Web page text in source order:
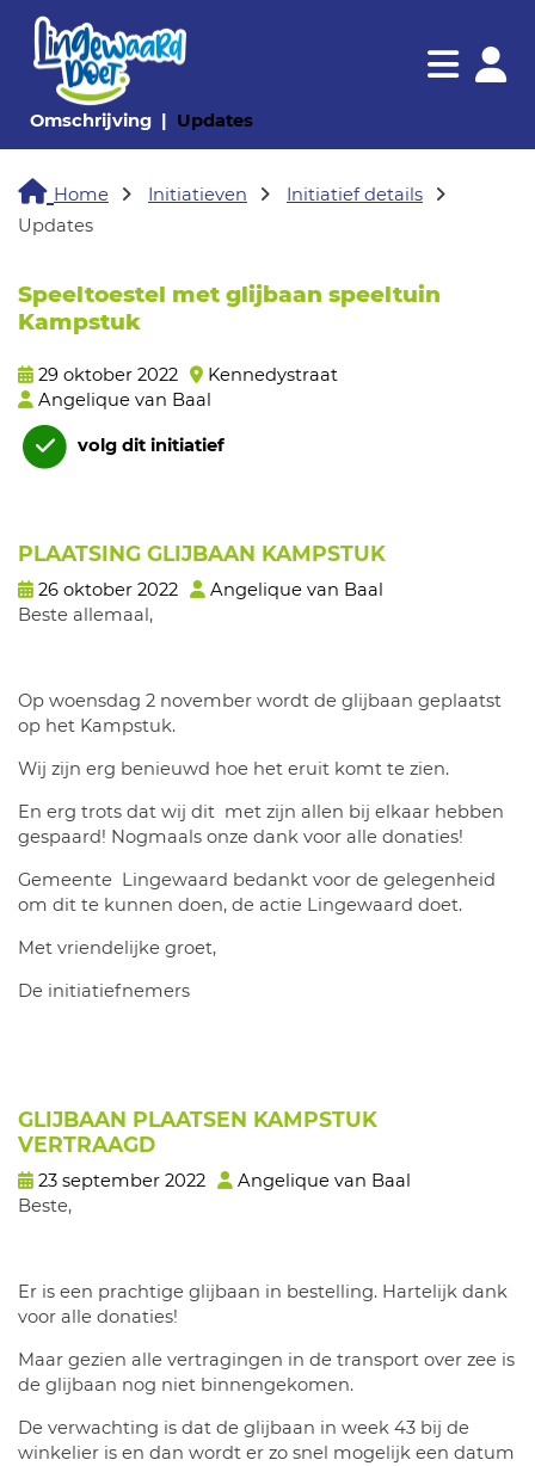
Omschrijving(huidige pagina)
Updates(huidige pagina)
Navigatie
Home Initiatieven
Initiatief details
Updates
Speeltoestel met glijbaan speeltuin
Kampstuk
29 oktober 2022
Kennedystraat
Angelique van Baal
volg dit initiatief
PLAATSING GLIJBAAN KAMPSTUK
26 oktober 2022
Angelique van Baal
Beste allemaal,
Op woensdag 2 november wordt de glijbaan geplaatst
op het Kampstuk.
Wij zijn erg benieuwd hoe het eruit komt te zien.
En erg trots dat wij dit met zijn allen bij elkaar hebben
gespaard! Nogmaals onze dank voor alle donaties!
Gemeente Lingewaard bedankt voor de gelegenheid
om dit te kunnen doen, de actie Lingewaard doet.
Met vriendelijke groet,
De initiatiefnemers
GLIJBAAN PLAATSEN KAMPSTUK
VERTRAAGD
23 september 2022
Angelique van Baal
Beste,
Er is een prachtige glijbaan in bestelling. Hartelijk dank
voor alle donaties!
Maar gezien alle vertragingen in de transport over zee is
de glijbaan nog niet binnengekomen.
De verwachting is dat de glijbaan in week 43 bij de
winkelier is en dan wordt er zo snel mogelijk een datum